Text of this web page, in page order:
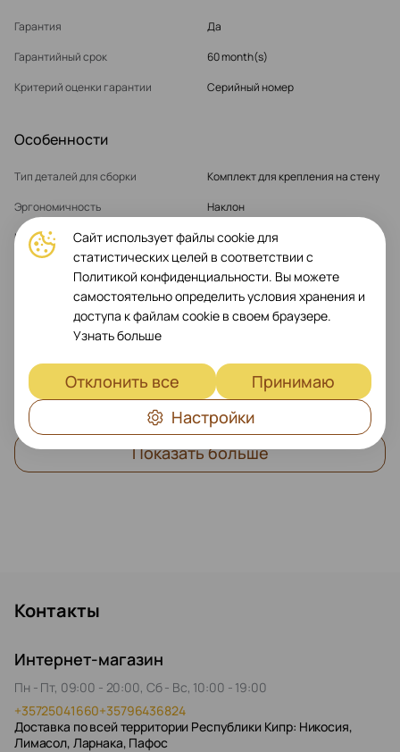
Гарантия
Да
Гарантийный срок
60 month(s)
Критерий оценки гарантии
Серийный номер
Особенности
Тип деталей для сборки
Комплект для крепления на стену
Эргономичность
Наклон
Maximum Diagonal Length
95"
Максимальный вес экрана
130 кг
Родительские продукты
FOR 70"-95" SCREENS, PORTRAIT
Максимальная длина диагонали
Максимальный угол наклона
20°
Показать больше
Контакты
Интернет-магазин
Пн - Пт, 09:00 - 20:00, Сб - Вс, 10:00 - 19:00
+35725041660+35796436824
Доставка по всей территории Республики Кипр: Никосия,
Лимасол, Ларнака, Пафос
Сайт использует файлы cookie для
статистических целей в соответствии с
Политикой конфиденциальности. Вы можете
самостоятельно определить условия хранения и
доступа к файлам cookie в своем браузере.
Узнать больше
Отклонить все
Принимаю
Настройки